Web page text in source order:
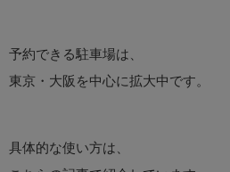
予約できる駐車場は、
東京・大阪を中心に拡大中です。
具体的な使い方は、